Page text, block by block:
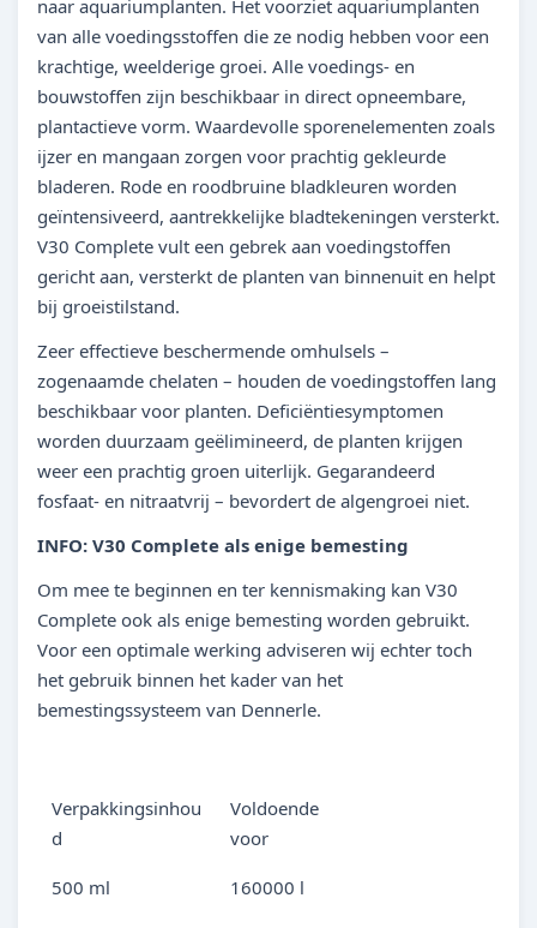
naar aquariumplanten. Het voorziet aquariumplanten
van alle voedingsstoffen die ze nodig hebben voor een
krachtige, weelderige groei. Alle voedings- en
bouwstoffen zijn beschikbaar in direct opneembare,
plantactieve vorm. Waardevolle sporenelementen zoals
ijzer en mangaan zorgen voor prachtig gekleurde
bladeren. Rode en roodbruine bladkleuren worden
geïntensiveerd, aantrekkelijke bladtekeningen versterkt.
V30 Complete vult een gebrek aan voedingstoffen
gericht aan, versterkt de planten van binnenuit en helpt
bij groeistilstand.
Zeer effectieve beschermende omhulsels –
zogenaamde chelaten – houden de voedingstoffen lang
beschikbaar voor planten. Deficiëntiesymptomen
worden duurzaam geëlimineerd, de planten krijgen
weer een prachtig groen uiterlijk. Gegarandeerd
fosfaat- en nitraatvrij – bevordert de algengroei niet.
INFO: V30 Complete als enige bemesting
Om mee te beginnen en ter kennismaking kan V30
Complete ook als enige bemesting worden gebruikt.
Voor een optimale werking adviseren wij echter toch
het gebruik binnen het kader van het
bemestingssysteem van Dennerle.
Verpakkingsinhou
d
Voldoende
voor
500 ml 160000 l